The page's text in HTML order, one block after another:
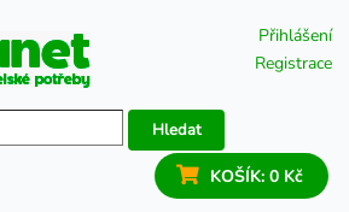
Přihlášení
Registrace
Hledat
KOŠÍK: 0 Kč